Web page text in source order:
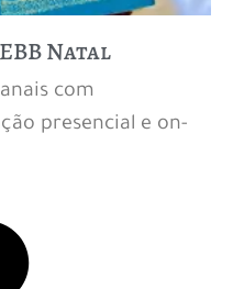
Natal
com
presencial e on-